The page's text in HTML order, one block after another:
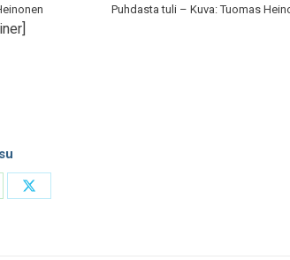
Puhdasta tuli – Kuva: Tuomas
Share